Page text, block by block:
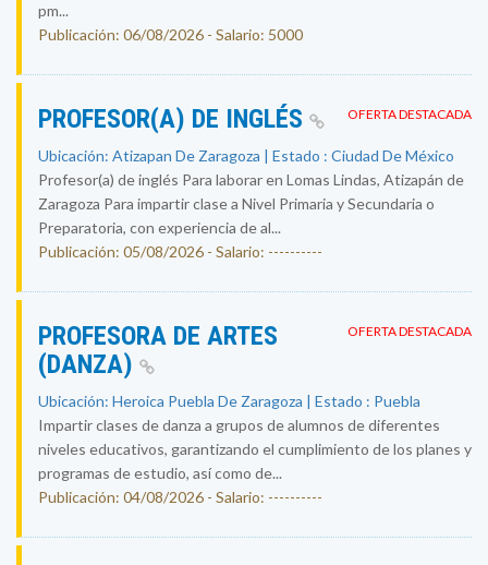
pm...
Publicación: 06/08/2026 - Salario: 5000
OFERTA DESTACADA
PROFESOR(A) DE INGLÉS
Ubicación: Atizapan De Zaragoza | Estado : Ciudad De México
Profesor(a) de inglés Para laborar en Lomas Lindas, Atizapán de
Zaragoza Para impartir clase a Nivel Primaria y Secundaria o
Preparatoria, con experiencia de al...
Publicación: 05/08/2026 - Salario: ----------
OFERTA DESTACADA
PROFESORA DE ARTES
(DANZA)
Ubicación: Heroica Puebla De Zaragoza | Estado : Puebla
Impartir clases de danza a grupos de alumnos de diferentes
niveles educativos, garantizando el cumplimiento de los planes y
programas de estudio, así como de...
Publicación: 04/08/2026 - Salario: ----------